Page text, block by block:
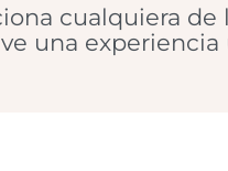
cualquiera de
una experiencia